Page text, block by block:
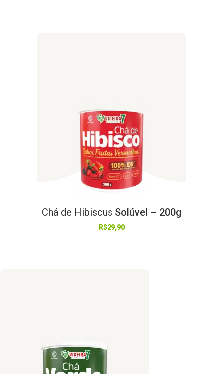
Chá de Hibiscus Solúvel – 200g
R$29,90